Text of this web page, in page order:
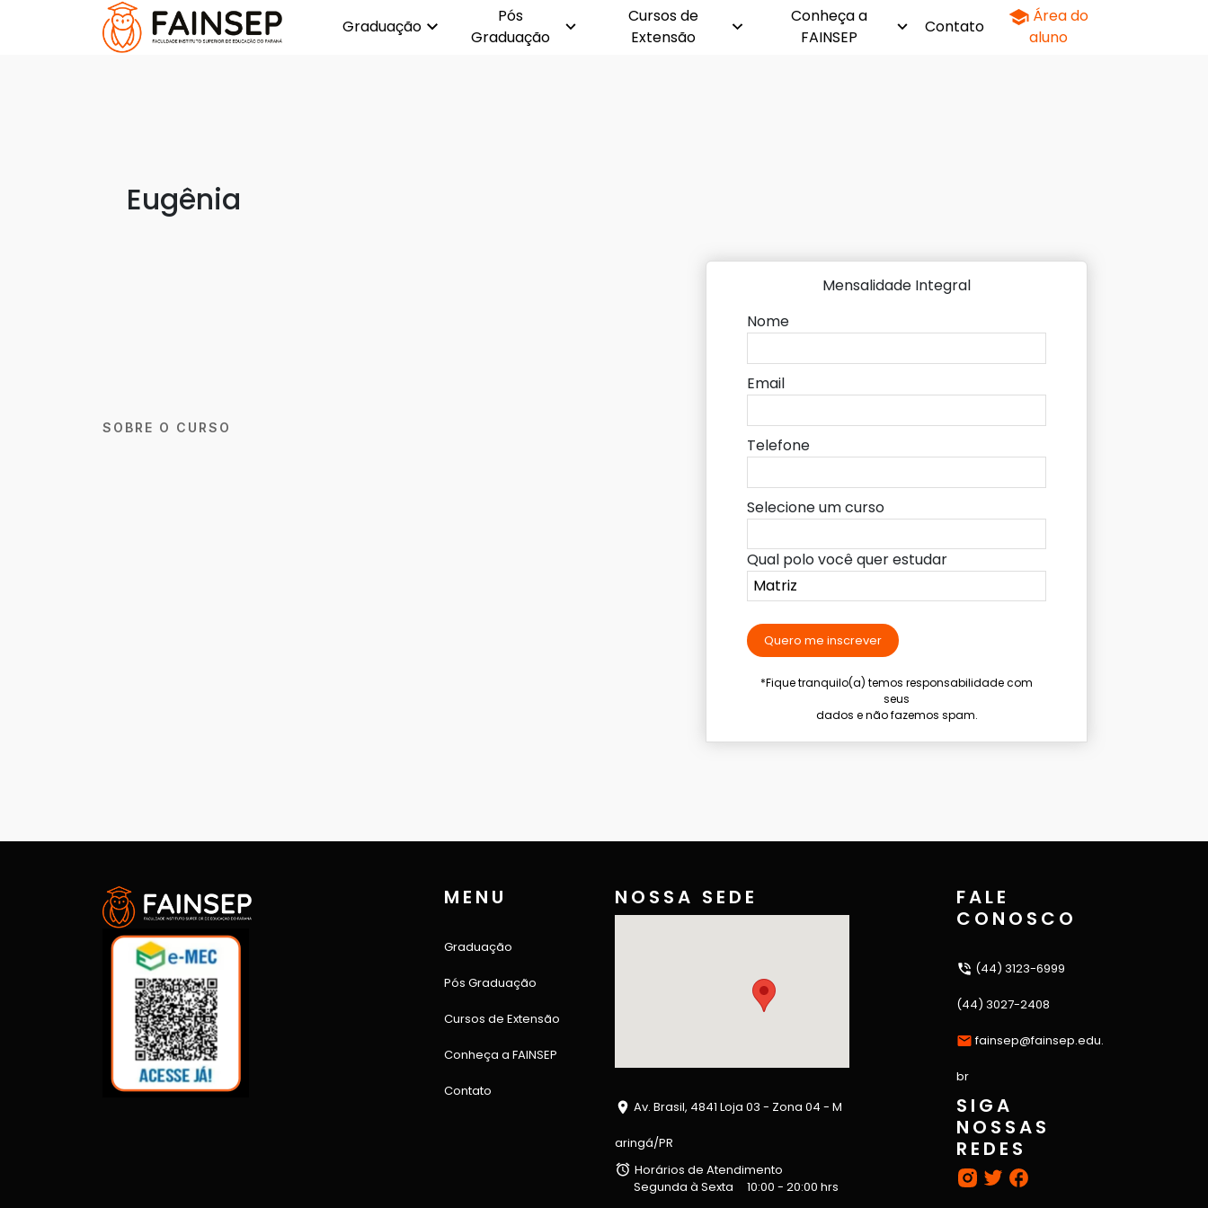
Graduação
Pós
Graduação
Cursos de
Extensão
Conheça a
FAINSEP
Contato
Área do
aluno
Eugênia
SOBRE O CURSO
Mensalidade Integral
Nome
Email
Telefone
Selecione um curso
Qual polo você quer estudar
Quero me inscrever
*Fique tranquilo(a) temos responsabilidade com
seus
dados e não fazemos spam.
MENU
Graduação
Pós Graduação
Cursos de Extensão
Conheça a FAINSEP
Contato
NOSSA SEDE
Av. Brasil, 4841 Loja 03 - Zona 04 - M
aringá/PR
Horários de Atendimento
Segunda à Sexta
10:00 - 20:00 hrs
FALE
CONOSCO
(44) 3123-6999
(44) 3027-2408
fainsep@fainsep.edu.
br
SIGA
NOSSAS
REDES